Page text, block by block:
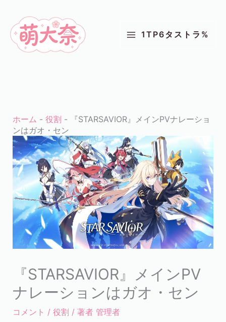
1TP6タストラ%
ホーム - 役割 -
『STARSAVIOR』メインPVナレーショ
ンはガオ・セン
『STARSAVIOR』メインPV
ナレーションはガオ・セン
コメント / 役割 / 著者 管理者